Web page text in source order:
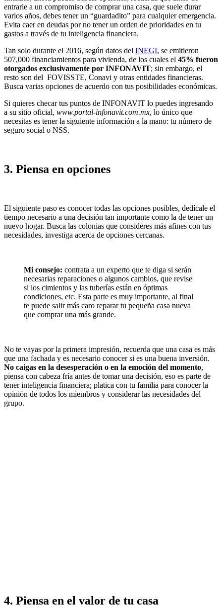
entrarle a un compromiso de comprar una casa, que suele durar
varios años, debes tener un “guardadito” para cualquier emergencia.
Evita caer en deudas por no tener un orden de prioridades en tu
gastos a través de tu inteligencia financiera.
Tan solo durante el 2016, según datos del INEGI, se emitieron
507,000 financiamientos para vivienda, de los cuales el 45% fueron
otorgados exclusivamente por INFONAVIT; sin embargo, el
resto son del FOVISSTE, Conavi y otras entidades financieras.
Busca varias opciones de acuerdo con tus posibilidades económicas.
Si quieres checar tus puntos de INFONAVIT lo puedes ingresando
a su sitio oficial, www.portal-infonavit.com.mx, lo único que
necesitas es tener la siguiente información a la mano: tu número de
seguro social o NSS.
3. Piensa en opciones
El siguiente paso es conocer todas las opciones posibles, dedícale el
tiempo necesario a una decisión tan importante como la de tener un
nuevo hogar. Busca las colonias que consideres más afines con tus
necesidades, investiga acerca de opciones cercanas.
Mi consejo: contrata a un experto que te diga si serán
necesarias reparaciones o algunos cambios, que revise
si los cimientos y las tuberías están en óptimas
condiciones, etc. Esta parte es muy importante, al final
te puede salir más caro reparar tu pequeña casa nueva
que comprar una más grande.
No te vayas por la primera impresión, recuerda que una casa es más
que una fachada y es necesario conocer si es una buena inversión.
No caigas en la desesperación o en la emoción del momento,
piensa con cabeza fría antes de tomar una decisión, eso es parte de
tener inteligencia financiera; platica con tu familia para conocer la
opinión de todos los miembros y considerar las necesidades del
grupo.
4. Piensa en el valor de tu casa